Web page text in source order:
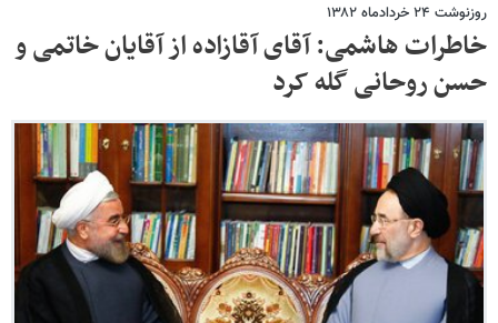
روزنوشت ۲۴ خردادماه ۱۳۸۲
خاطرات هاشمی: آقای آقازاده از آقایان خاتمی و
حسن روحانی گله کرد